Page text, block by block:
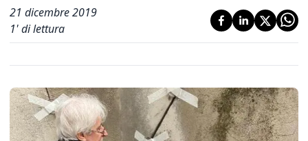
21 dicembre 2019
1' di lettura